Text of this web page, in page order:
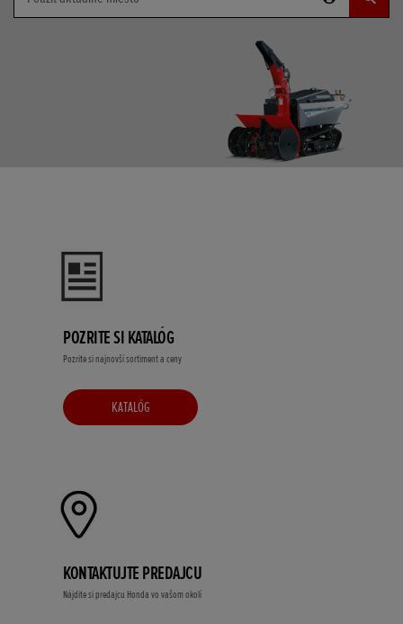
POZRITE SI KATALÓG
Pozrite si najnovší sortiment a ceny
KATALÓG
KONTAKTUJTE PREDAJCU
Nájdite si predajcu Honda vo vašom okolí